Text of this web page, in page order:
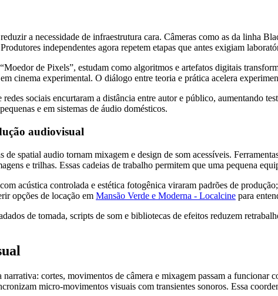
a necessidade de infraestrutura cara. Câmeras como as da linha
independentes agora repetem etapas que antes exigiam
de Pixels”, estudam como algoritmos e artefatos digitais
cinema experimental. O diálogo entre teoria e prática acelera
sociais encurtaram a distância entre autor e público, aumentando
e em sistemas de áudio domésticos.
audiovisual
de spatial audio tornam mixagem e design de som acessíveis.
e trilhas. Essas cadeias de trabalho permitem que uma pequena
acústica controlada e estética fotogênica viraram padrões de
opções de locação em Mansão Verde e Moderna - Localcine para
de tomada, scripts de som e bibliotecas de efeitos reduzem
cortes, movimentos de câmera e mixagem passam a
micro-movimentos visuais com transientes sonoros. Essa